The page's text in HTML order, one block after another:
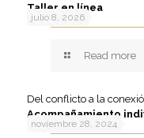
julio 8, 2026
Taller en línea
Read more
noviembre 28, 2024
Del conflicto a la
Acompañamiento